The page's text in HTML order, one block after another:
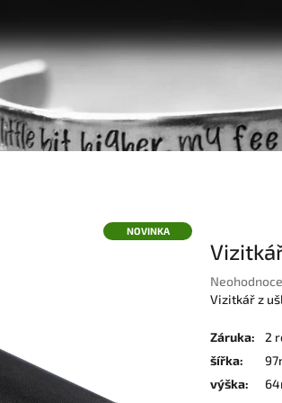
NOVINKA
Průměrné
hodnocení
je
0,0
z
5
Vizitkář z
Záruka:
2
šířka:
výška: